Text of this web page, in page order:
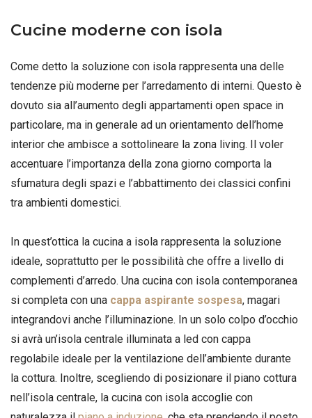
Cucine moderne con isola
Come detto la soluzione con isola rappresenta una delle
tendenze più moderne per l’arredamento di interni. Questo è
dovuto sia all’aumento degli appartamenti open space in
particolare, ma in generale ad un orientamento dell’home
interior che ambisce a sottolineare la zona living. Il voler
accentuare l’importanza della zona giorno comporta la
sfumatura degli spazi e l’abbattimento dei classici confini
tra ambienti domestici.
In quest’ottica la cucina a isola rappresenta la soluzione
ideale, soprattutto per le possibilità che offre a livello di
complementi d’arredo. Una cucina con isola contemporanea
si completa con una cappa aspirante sospesa, magari
integrandovi anche l’illuminazione. In un solo colpo d’occhio
si avrà un’isola centrale illuminata a led con cappa
regolabile ideale per la ventilazione dell’ambiente durante
la cottura. Inoltre, scegliendo di posizionare il piano cottura
nell’isola centrale, la cucina con isola accoglie con